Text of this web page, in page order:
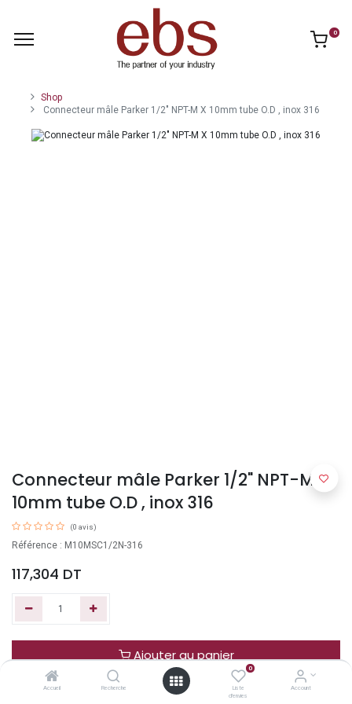
Accueil Recherche
0
Liste
d'envies
Account
0
Shop
Connecteur mâle Parker 1/2" NPT-M X 10mm tube O.D , inox 316
Connecteur mâle Parker 1/2" NPT-M X
10mm tube O.D , inox 316
(0 avis)
Référence : M10MSC1/2N-316
117,304 DT
Ajouter au panier
Acheter maintenant